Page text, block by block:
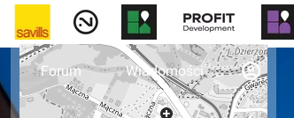
Forum Wiadomości